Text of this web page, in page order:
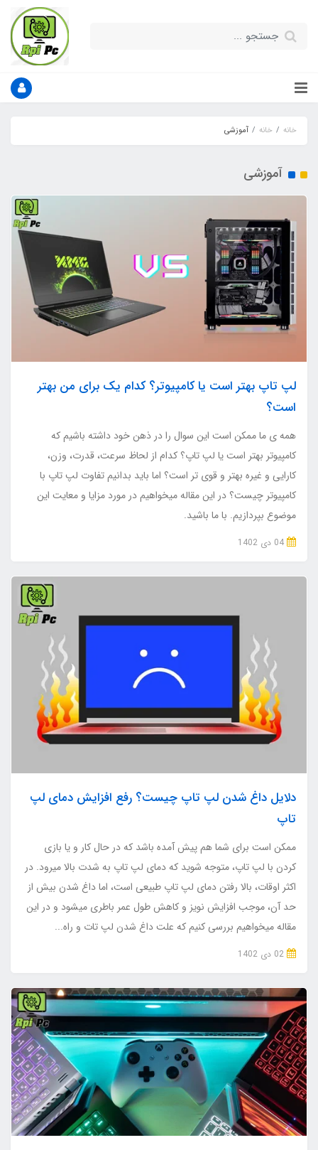
خانه خانه آموزشی
آموزشی
لپ تاپ بهتر است یا کامپیوتر؟ کدام یک برای من بهتر
است؟
همه ی ما ممکن است این سوال را در ذهن خود داشته باشیم که
کامپیوتر بهتر است یا لپ تاپ؟ کدام از لحاظ سرعت، قدرت، وزن،
کارایی و غیره بهتر و قوی تر است؟ اما باید بدانیم تفاوت لپ تاپ با
کامپیوتر چیست؟ در این مقاله میخواهیم در مورد مزایا و معایت این
موضوع بپردازیم. با ما باشید.
دلایل داغ شدن لپ تاپ چیست؟ رفع افزایش دمای لپ
تاپ
ممکن است برای شما هم پیش آمده باشد که در حال کار و یا بازی
کردن با لپ تاپ، متوجه شوید که دمای لپ تاپ به شدت بالا میرود. در
اکثر اوقات، بالا رفتن دمای لپ تاپ طبیعی است، اما داغ شدن بیش از
حد آن، موجب افزایش نویز و کاهش طول عمر باطری میشود و در این
مقاله میخواهیم بررسی کنیم که علت داغ شدن لپ تات و راه...